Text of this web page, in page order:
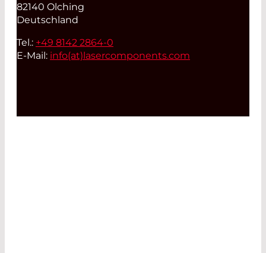
82140 Olching
Deutschland
Tel.: +49 8142 2864-0
E-Mail: info(at)lasercomponents.com